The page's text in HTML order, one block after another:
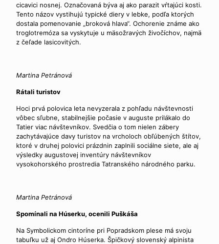
cicavici nosnej. Označovaná býva aj ako parazit vŕtajúci kosti.
Tento názov vystihujú typické diery v lebke, podľa ktorých
dostala pomenovanie „broková hlava“. Ochorenie známe ako
troglotremóza sa vyskytuje u mäsožravých živočíchov, najmä
z čeľade lasicovitých.
Martina Petránová
Rátali turistov
Hoci prvá polovica leta nevyzerala z pohľadu návštevnosti
vôbec sľubne, stabilnejšie počasie v auguste prilákalo do
Tatier viac návštevníkov. Svedčia o tom nielen zábery
zachytávajúce davy turistov na vrcholoch obľúbených štítov,
ktoré v druhej polovici prázdnin zaplnili sociálne siete, ale aj
výsledky augustovej inventúry návštevníkov
vysokohorského prostredia Tatranského národného parku.
Martina Petránová
Spomínali na Húserku, ocenili Puškáša
Na Symbolickom cintoríne pri Popradskom plese má svoju
tabuľku už aj Ondro Húserka. Špičkový slovenský alpinista